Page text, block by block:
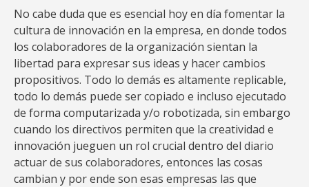
No cabe duda que es esencial hoy en día fomentar la
cultura de innovación en la empresa, en donde todos
los colaboradores de la organización sientan la
libertad para expresar sus ideas y hacer cambios
propositivos. Todo lo demás es altamente replicable,
todo lo demás puede ser copiado e incluso ejecutado
de forma computarizada y/o robotizada, sin embargo
cuando los directivos permiten que la creatividad e
innovación jueguen un rol crucial dentro del diario
actuar de sus colaboradores, entonces las cosas
cambian y por ende son esas empresas las que